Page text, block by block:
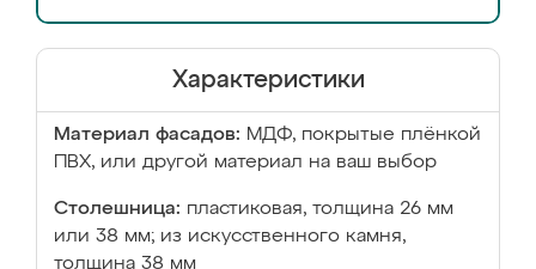
Характеристики
Материал фасадов: МДФ, покрытые плёнкой
ПВХ, или другой материал на ваш выбор
Столешница: пластиковая, толщина 26 мм
или 38 мм; из искусственного камня,
толщина 38 мм